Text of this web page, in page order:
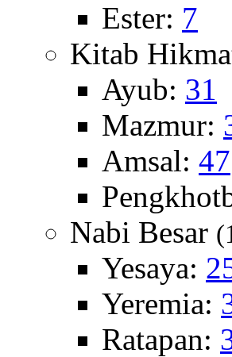
Ester: 7
Kitab
Ayub: 31
Mazmur:
Amsal: 47
Nabi Besar
Yesaya:
Yeremia:
Ratapan: